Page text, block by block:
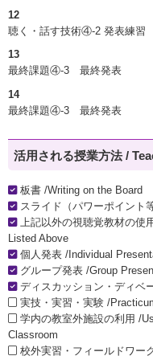
12
聴く・話す技術④-2 発表練習
13
最終課題④-3 最終発表
14
最終課題④-3 最終発表
活用される授業方法 /
板書 /Writing on the Board
スライド（パワーポイント
上記以外の視聴覚教材の使
Listed Above
個人発表 /Individual
グループ発表 /Group
ディスカッション・ディベ
実技・実習・実験 /
学内の教室外施設の利用 /
Classroom
校外実習・フィールドワー